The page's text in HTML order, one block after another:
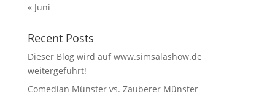
« Juni
Recent Posts
Dieser Blog wird auf www.simsalashow.de
weitergeführt!
Comedian Münster vs. Zauberer Münster